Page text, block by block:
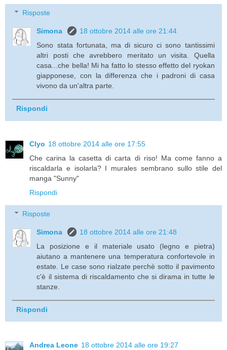
Risposte
Simona
18 ottobre 2014 alle ore 21:44
Sono stata fortunata, ma di sicuro ci sono tantissimi
altri posti che avrebbero meritato un visita. Quella
casa...che bella! Mi ha fatto lo stesso effetto del ryokan
giapponese, con la differenza che i padroni di casa
vivono da un'altra parte.
Rispondi
Clyo 18 ottobre 2014 alle ore 17:55
Che carina la casetta di carta di riso! Ma come fanno a
riscaldarla e isolarla? I murales sembrano sullo stile del
manga "Sunny"
Rispondi
Risposte
Simona
18 ottobre 2014 alle ore 21:48
La posizione e il materiale usato (legno e pietra)
aiutano a mantenere una temperatura confortevole in
estate. Le case sono rialzate perchè sotto il pavimento
c'è il sistema di riscaldamento che si dirama in tutte le
stanze.
Rispondi
Andrea Leone 18 ottobre 2014 alle ore 19:27